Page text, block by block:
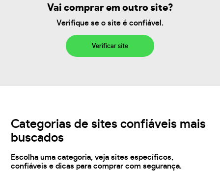
Vai comprar em outro site?
Verifique se o site é confiável.
Verificar site
Categorias de sites confiáveis mais
buscados
Escolha uma categoria, veja sites específicos,
confiáveis e dicas para comprar com segurança.